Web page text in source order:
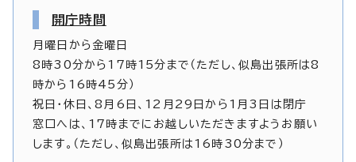
開庁時間
月曜日から金曜日
8時30分から17時15分まで（ただし、似島出張所は8
時から16時45分）
祝日・休日、8月6日、12月29日から1月3日は閉庁
窓口へは、17時までにお越しいただきますようお願い
します。（ただし、似島出張所は16時30分まで）